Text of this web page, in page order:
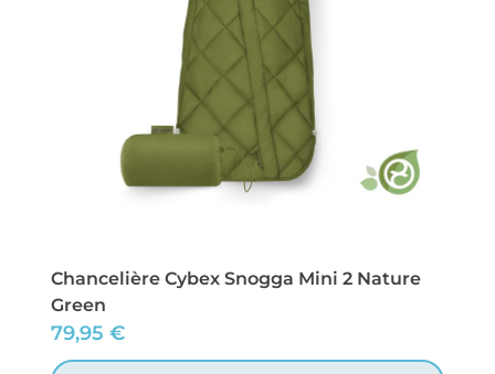
Chancelière Cybex Snogga Mini 2 Nature
Green
79,95 €